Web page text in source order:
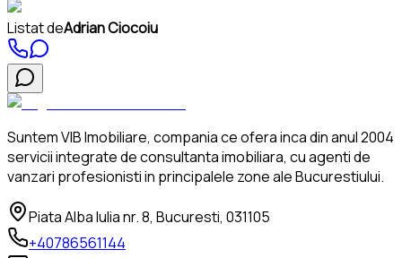
Listat deAdrian Ciocoiu
Suntem VIB Imobiliare, compania ce ofera inca din anul 2004
servicii integrate de consultanta imobiliara, cu agenti de
vanzari profesionisti in principalele zone ale Bucurestiului.
Piata Alba Iulia nr. 8, Bucuresti, 031105
+40786561144